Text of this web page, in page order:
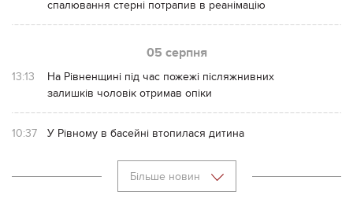
спалювання стерні потрапив в реанімацію
05 серпня
13:13
На Рівненщині під час пожежі післяжнивних
залишків чоловік отримав опіки
10:37 У Рівному в басейні втопилася дитина
Більше новин